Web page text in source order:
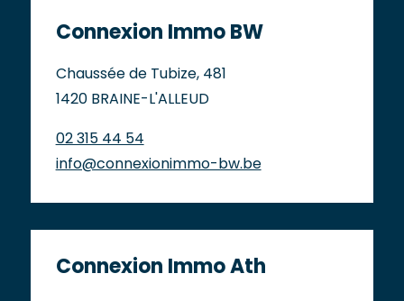
Connexion Immo BW
Chaussée de Tubize, 481
1420 BRAINE-L'ALLEUD
02 315 44 54
info@connexionimmo-bw.be
Connexion Immo Ath